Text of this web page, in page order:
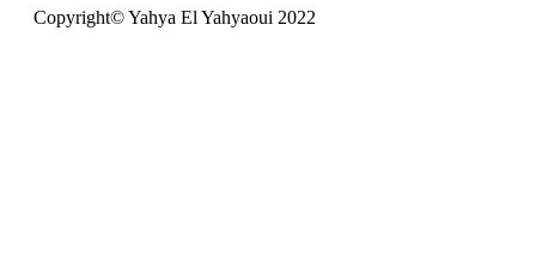
Copyright© Yahya El Yahyaoui 2022